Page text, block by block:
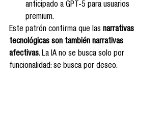
anticipado a GPT-5 para usuarios
premium.
Este patrón confirma que las narrativas
tecnológicas son también narrativas
afectivas. La IA no se busca solo por
funcionalidad: se busca por deseo.